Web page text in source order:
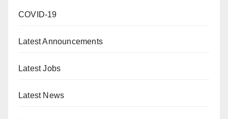
COVID-19
Latest Announcements
Latest Jobs
Latest News